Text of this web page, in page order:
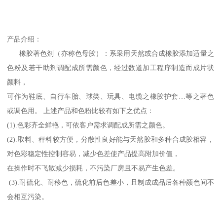
产品介绍：
橡胶著色剂（亦称色母胶）：系采用天然或合成橡胶添加适量之
色粉及若干助剂调配成所需颜色，经过数道加工程序制造而成片状
颜料，
可作为鞋底、自行车胎、球类、玩具、电缆之橡胶护套…等之著色
或调色用。 上述产品和色粉比较有如下之优点：
(1).色彩齐全鲜艳，可依客户需求调配成所需之颜色。
(2).取料、秤料较方便，分散性良好能与天然胶和多种合成胶相容，
对色彩稳定性控制容易，减少色差使产品提高附加价值，
在操作时不飞散减少损耗，不污染厂房且不易产生色差。
(3).耐硫化、耐移色，硫化前后色差小，且制成成品后各种颜色间不
会相互污染。